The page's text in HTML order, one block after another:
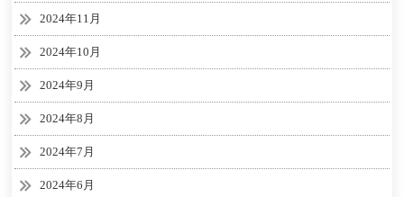
2024年11月
2024年10月
2024年9月
2024年8月
2024年7月
2024年6月